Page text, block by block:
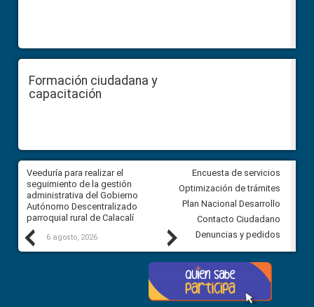
Formación ciudadana y
capacitación
Previous
Veeduría para realizar el
seguimiento de la gestión
administrativa del Gobierno
Autónomo Descentralizado
parroquial rural de Calacalí
6 agosto, 2026
Veeduría para vigilar los
derivados de la Audiencia
comunidad Urbina, parroquia
Carolina
5 agosto, 2026
Next
Encuesta de servicios
Optimización de trámites
Plan Nacional Desarrollo
Contacto Ciudadano
Denuncias y pedidos